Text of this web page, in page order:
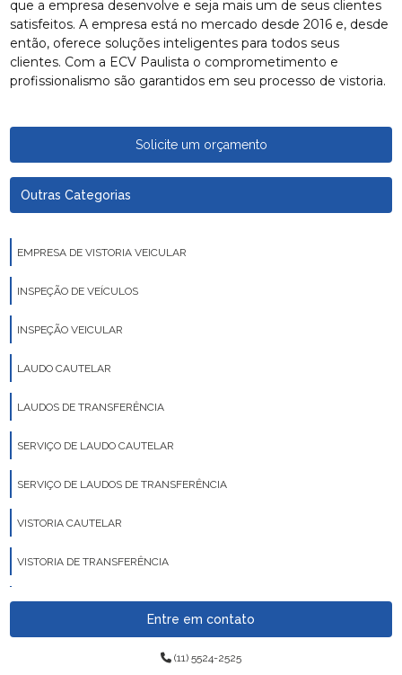
que a empresa desenvolve e seja mais um de seus clientes
satisfeitos. A empresa está no mercado desde 2016 e, desde
então, oferece soluções inteligentes para todos seus
clientes. Com a ECV Paulista o comprometimento e
profissionalismo são garantidos em seu processo de vistoria.
Solicite um orçamento
Outras Categorias
EMPRESA DE VISTORIA VEICULAR
INSPEÇÃO DE VEÍCULOS
INSPEÇÃO VEICULAR
LAUDO CAUTELAR
LAUDOS DE TRANSFERÊNCIA
SERVIÇO DE LAUDO CAUTELAR
SERVIÇO DE LAUDOS DE TRANSFERÊNCIA
VISTORIA CAUTELAR
VISTORIA DE TRANSFERÊNCIA
VISTORIA VEICULAR
Entre em contato
(11) 5524-2525